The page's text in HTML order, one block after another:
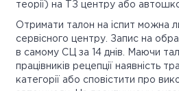
теорії) на ТЗ центру або
Отримати талон на іспит можна
сервісного центру. Запис на
в самому СЦ за 14 днів. Маючи
працівників рецепції наявність
категорії або сповістити про